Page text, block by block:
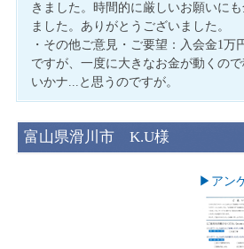
きました。時間的に厳しいお願いに
ました。ありがとうございました。
・その他ご意見・ご要望：入会金1万
ですが、一度に大きなお金が動くの
いかナ...と思うのですが。
富山県滑川市 K.U様
▶︎アン